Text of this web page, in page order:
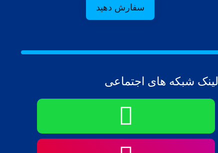
سفارش دهید
لینک شبکه های اجتماعی